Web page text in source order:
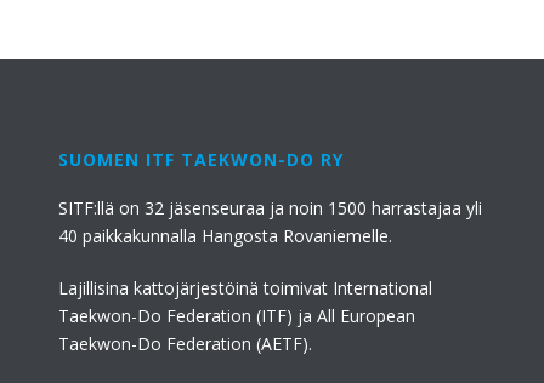
SUOMEN ITF TAEKWON-DO RY
SITF:llä on 32 jäsenseuraa ja noin 1500 harrastajaa yli
40 paikkakunnalla Hangosta Rovaniemelle.
Lajillisina kattojärjestöinä toimivat International
Taekwon-Do Federation (ITF) ja All European
Taekwon-Do Federation (AETF).